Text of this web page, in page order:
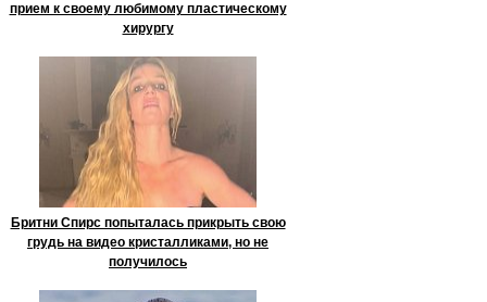
прием к своему любимому пластическому
хирургу
Бритни Спирс попыталась прикрыть свою
грудь на видео кристалликами, но не
получилось